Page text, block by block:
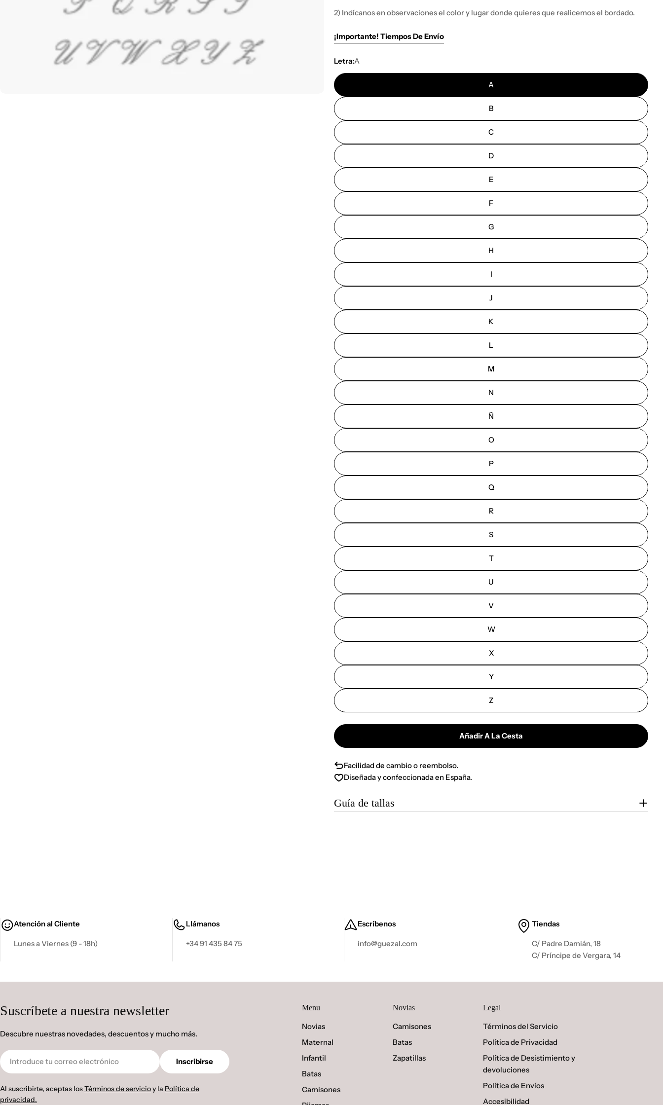
2) Indícanos en observaciones el color y lugar donde quieres que realicemos el bordado.
¡Importante! Tiempos De Envío
Letra:A
A
B
C
D
E
F
G
H
I
J
K
L
M
N
Ñ
O
P
Q
R
S
T
U
V
W
X
Y
Z
Añadir A La Cesta
Facilidad de cambio o reembolso.
Diseñada y confeccionada en España.
Guía de tallas
Atención al Cliente
Lunes a Viernes (9 - 18h)
Llámanos
+34 91 435 84 75
Escríbenos
info@guezal.com
Tiendas
C/ Padre Damián, 18
C/ Príncipe de Vergara, 14
Suscríbete a nuestra newsletter
Descubre nuestras novedades, descuentos y mucho más.
Correo
electrónico
Inscribirse
Al suscribirte, aceptas losTérminos de servicioy la Política de
privacidad.
Menu
Novias
Maternal
Infantil
Batas
Camisones
Novias
Camisones
Batas
Zapatillas
Legal
Términos del Servicio
Política de Privacidad
Política de Desistimiento y
devoluciones
Política de Envíos
Accesibilidad